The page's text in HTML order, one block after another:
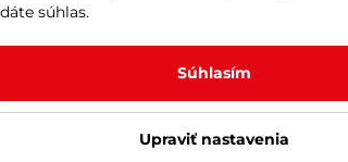
súhlas.
Súhlasím
Upraviť nastavenia